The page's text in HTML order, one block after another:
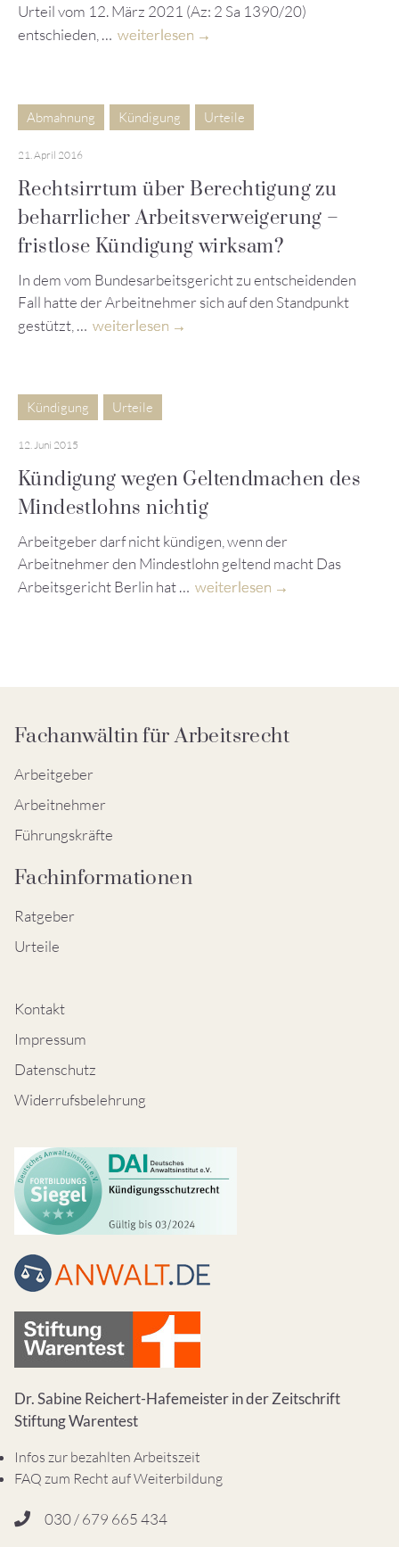
Urteil vom 12. März 2021 (Az: 2 Sa 1390/20)
entschieden, … weiterlesen
Abmahnung Kündigung Urteile
21. April 2016
Rechtsirrtum über Berechtigung zu
beharrlicher Arbeitsverweigerung –
fristlose Kündigung wirksam?
In dem vom Bundesarbeitsgericht zu entscheidenden
Fall hatte der Arbeitnehmer sich auf den Standpunkt
gestützt, … weiterlesen
Kündigung Urteile
12. Juni 2015
Kündigung wegen Geltendmachen des
Mindestlohns nichtig
Arbeitgeber darf nicht kündigen, wenn der
Arbeitnehmer den Mindestlohn geltend macht Das
Arbeitsgericht Berlin hat … weiterlesen
Fachanwältin für Arbeitsrecht
Arbeitgeber
Arbeitnehmer
Führungskräfte
Fachinformationen
Ratgeber
Urteile
Kontakt
Impressum
Datenschutz
Widerrufsbelehrung
Dr. Sabine Reichert-Hafemeister in der Zeitschrift
Stiftung Warentest
Infos zur bezahlten Arbeitszeit
FAQ zum Recht auf Weiterbildung
030 / 679 665 434